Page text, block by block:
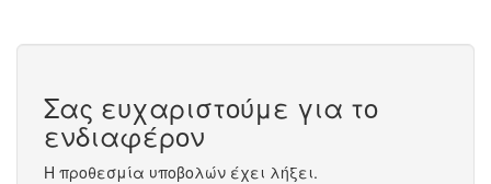
Σας ευχαριστούμε για το
ενδιαφέρον
Η προθεσμία υποβολών έχει λήξει.